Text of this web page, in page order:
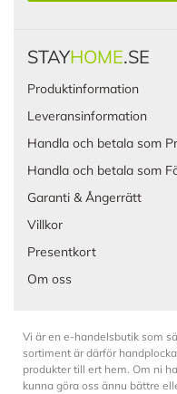
STAYHOME.SE
Produktinformation
Leveransinformation
Handla och betala som
Handla och betala som
Garanti & Ångerrätt
Villkor
Presentkort
Om oss
Vi är en e-handelsbutik som
sortiment är därför
produkter till ert hem. Om ni
kunna göra oss ännu bättre